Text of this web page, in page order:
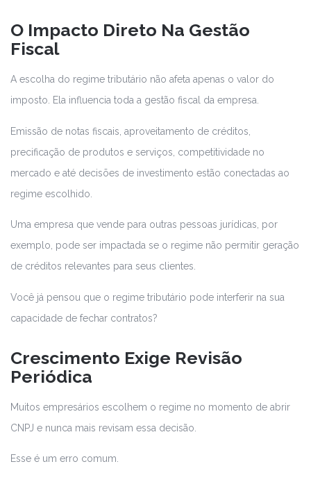
O Impacto Direto Na Gestão
Fiscal
A escolha do regime tributário não afeta apenas o valor do
imposto. Ela influencia toda a gestão fiscal da empresa.
Emissão de notas fiscais, aproveitamento de créditos,
precificação de produtos e serviços, competitividade no
mercado e até decisões de investimento estão conectadas ao
regime escolhido.
Uma empresa que vende para outras pessoas jurídicas, por
exemplo, pode ser impactada se o regime não permitir geração
de créditos relevantes para seus clientes.
Você já pensou que o regime tributário pode interferir na sua
capacidade de fechar contratos?
Crescimento Exige Revisão
Periódica
Muitos empresários escolhem o regime no momento de abrir
CNPJ e nunca mais revisam essa decisão.
Esse é um erro comum.